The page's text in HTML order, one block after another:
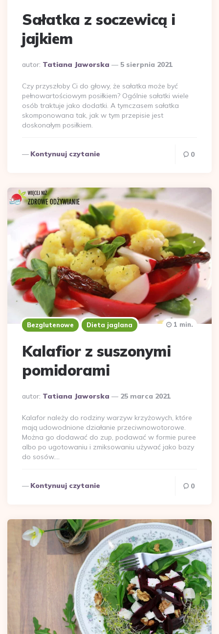
Sałatka z soczewicą i
jajkiem
Dodane
autor: Tatiana Jaworska 5 sierpnia 2021
Czy przyszłoby Ci do głowy, że sałatka może być
pełnowartościowym posiłkiem? Ogólnie sałatki wiele
osób traktuje jako dodatki. A tymczasem sałatka
skomponowana tak, jak w tym przepisie jest
doskonałym posiłkiem.
Kontynuuj czytanie 0
Bezglutenowe Dieta jaglana
Kalafior z suszonymi
pomidorami
Dodane
autor: Tatiana Jaworska 25 marca 2021
1 min.
Kalafor należy do rodziny warzyw krzyżowych, które
mają udowodnione działanie przeciwnowotorowe.
Można go dodawać do zup, podawać w formie puree
albo po ugotowaniu i zmiksowaniu używać jako bazy
do sosów….
Kontynuuj czytanie 0